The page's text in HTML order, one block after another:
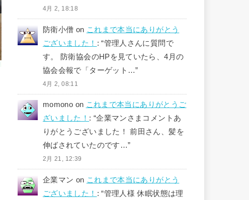
4月 2, 18:18
防衛小僧 on これまで本当にありがとう
ございました！ : “管理人さんに質問で
す。 防衛協会のHPを見ていたら、4月の
協会会報で「ターゲット…”
4月 2, 08:11
momono on これまで本当にありがとうご
ざいました！ : “企業マンさまコメントあ
りがとうございました！ 前田さん、髪を
伸ばされていたのです…”
2月 21, 12:39
企業マン on これまで本当にありがとう
ございました！ : “管理人様 休眠状態は理